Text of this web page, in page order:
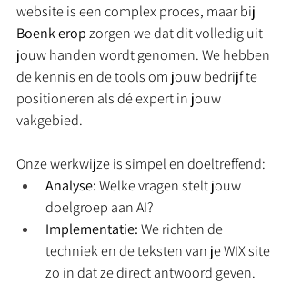
website is een complex proces, maar bij
Boenk erop zorgen we dat dit volledig uit
jouw handen wordt genomen. We hebben
de kennis en de tools om jouw bedrijf te
positioneren als dé expert in jouw
vakgebied.
Onze werkwijze is simpel en doeltreffend:
Analyse: Welke vragen stelt jouw
doelgroep aan AI?
Implementatie: We richten de
techniek en de teksten van je WIX site
zo in dat ze direct antwoord geven.